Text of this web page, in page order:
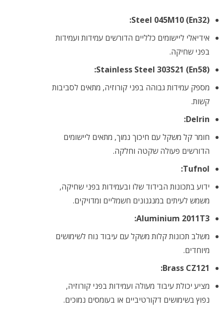
Steel 045M10 (En32):
אידיאלי ליישומים כלליים הדורשים עמידות ועמידות
בפני שחיקה.
Stainless Steel 303S21 (En58):
מספק עמידות גבוהה בפני קורוזיה, מתאים לסביבות
קשות.
Delrin:
חומר קל משקל עם חיכוך נמוך, מתאים ליישומים
הדורשים פעולה שקטה וחלקה.
Tufnol:
ידוע בתכונות הבידוד שלו ובעמידות בפני שחיקה,
משמש לעיתים במנגנונים חשמליים ומדויקים.
Aluminium 2011T3:
משלב תכונות קלות משקל עם עיבוד נוח לשימושים
מיוחדים.
Brass CZ121:
מציע יכולת עיבוד מעולה ועמידות בפני קורוזיה,
נפוץ בשימושים דקורטיביים או בעומסים נמוכים.